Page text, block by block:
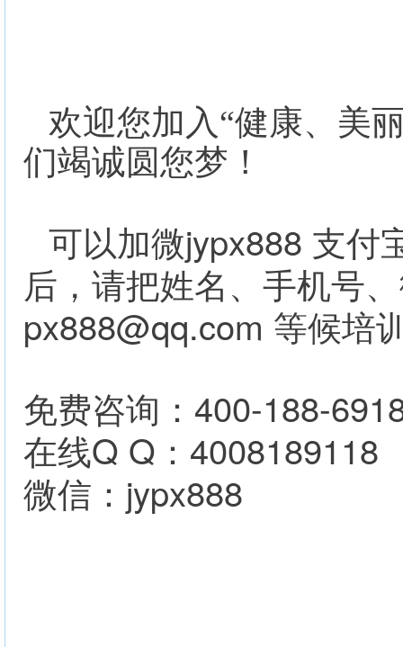
欢迎您加入“健康、美
们竭诚圆您梦！
可以加微jypx888 支付
后，请把姓名、手机号
px888@qq.com 等候培
免费咨询： 400-188-
在线Q Q ： 4008189118
微信： jypx888